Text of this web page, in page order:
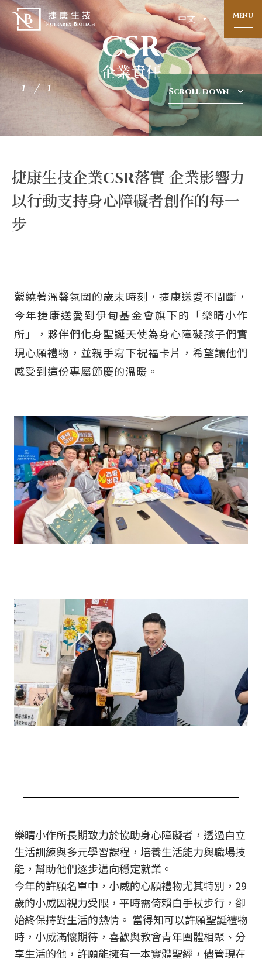
中文 Menu
CSR
企業責任
1 Scroll down
捷康生技企業CSR落實 企業影響力
以行動支持身心障礙者創作的每一
步
縈繞著溫馨氛圍的歲末時刻，捷康送愛不間斷，
今年捷康送愛到伊甸基金會旗下的「樂晴小作
所」，夥伴們化身聖誕天使為身心障礙孩子們實
現心願禮物，並親手寫下祝福卡片，希望讓他們
感受到這份專屬節慶的溫暖。
樂晴小作所長期致力於協助身心障礙者，透過自立
生活訓練與多元學習課程，培養生活能力與職場技
能，幫助他們逐步邁向穩定就業。
今年的許願名單中，小威的心願禮物尤其特別，29
歲的小威因視力受限，平時需倚賴白手杖步行，卻
始終保持對生活的熱情。 當得知可以許願聖誕禮物
時，小威滿懷期待，喜歡與教會青年團體相聚、分
享生活的他，許願能擁有一本實體聖經，儘管現在